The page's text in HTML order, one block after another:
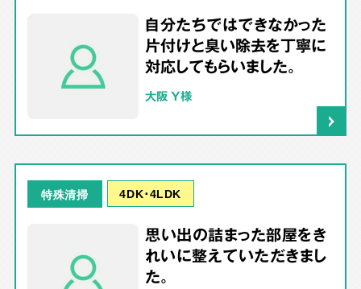
自分たちではできなかった
片付けと臭い除去を丁寧に
対応してもらいました。
大阪 Y様
特殊清掃 4DK･4LDK
思い出の詰まった部屋をき
れいに整えていただきまし
た。